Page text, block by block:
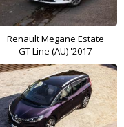
Renault Megane Estate
GT Line (AU) '2017